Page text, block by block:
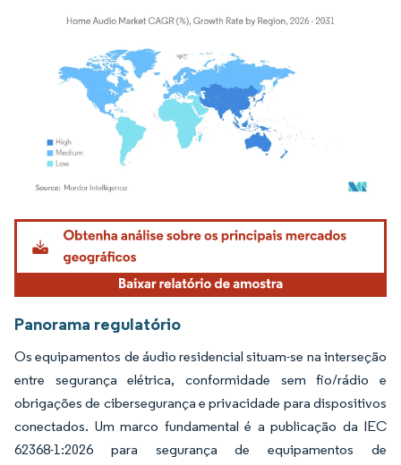
Imagem © Mordor Intelligence. O reuso requer atribuição conforme CC BY 4.0.
Panorama regulatório
Os equipamentos de áudio residencial situam-se na interseção
entre segurança elétrica, conformidade sem fio/rádio e
obrigações de cibersegurança e privacidade para dispositivos
conectados. Um marco fundamental é a publicação da IEC
62368-1:2026 para segurança de equipamentos de